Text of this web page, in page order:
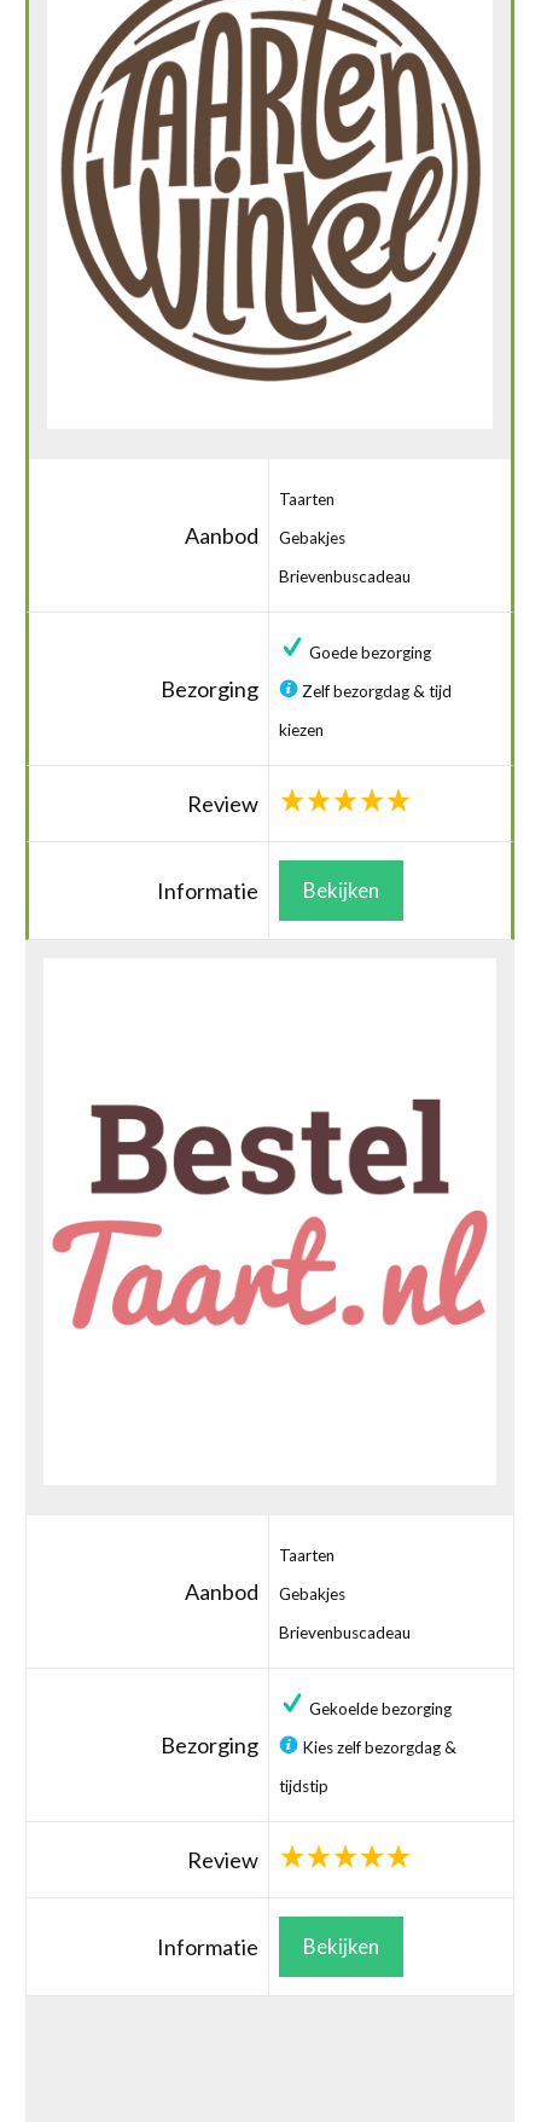
Aanbod
Taarten
Gebakjes
Brievenbuscadeau
Bezorging
Goede bezorging
Zelf bezorgdag & tijd
kiezen
Review
Informatie Bekijken
Aanbod
Taarten
Gebakjes
Brievenbuscadeau
Bezorging
Gekoelde bezorging
Kies zelf bezorgdag &
tijdstip
Review
Informatie Bekijken